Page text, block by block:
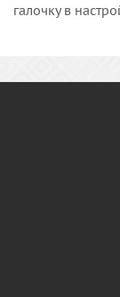
галочку в